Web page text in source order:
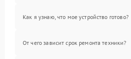
Как я узнаю, что мое устройство готово?
От чего зависит срок ремонта техники?